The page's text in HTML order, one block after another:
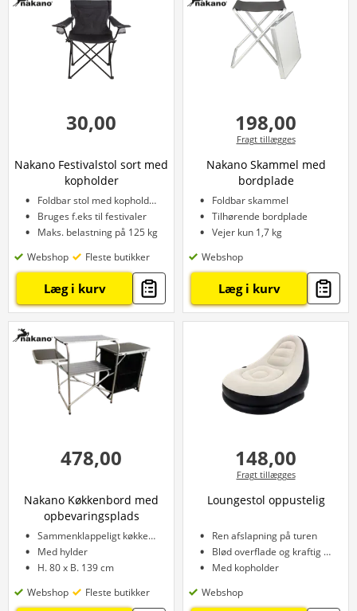
30,00
Nakano Festivalstol sort med
kopholder
Foldbar stol med kopholder
Bruges f.eks til festivaler
Maks. belastning på 125 kg
Webshop
Fleste butikker
Læg i kurv
198,00
Fragt tillægges
Nakano Skammel med
bordplade
Foldbar skammel
Tilhørende bordplade
Vejer kun 1,7 kg
Webshop
Læg i kurv
478,00
Nakano Køkkenbord med
opbevaringsplads
Sammenklappeligt køkkenbord
Med hylder
H. 80 x B. 139 cm
Webshop
Fleste butikker
148,00
Fragt tillægges
Loungestol oppustelig
Ren afslapning på turen
Blød overflade og kraftig bund
Med kopholder
Webshop